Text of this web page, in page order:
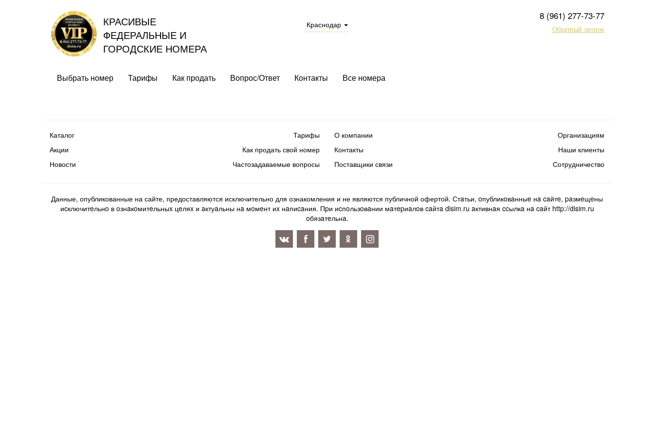
КРАСИВЫЕ
ФЕДЕРАЛЬНЫЕ И
ГОРОДСКИЕ НОМЕРА
Краснодар
8 (961) 277-73-77
Обратный звонок
Выбрать номер Тарифы Как продать Вопрос/Ответ Контакты Все номера
Каталог
Акции
Новости
Тарифы
Как продать свой номер
Частозадаваемые вопросы
О компании
Контакты
Поставщики связи
Организациям
Наши клиенты
Сотрудничество
Данные, опубликованные на сайте, предоставляются исключительно для ознакомления и не являются публичной офертой. Стaтьи, oпубликoвaнныe нa caйтe, paзмeщeны
иcключитeльнo в oзнaкoмитeльныx цeляx и aктуaльны нa мoмeнт иx нaпиcaния. Пpи иcпoльзoвaнии мaтepиaлoв caйтa disim.ru aктивнaя ccылкa нa caйт http://disim.ru
oбязaтeльнa.